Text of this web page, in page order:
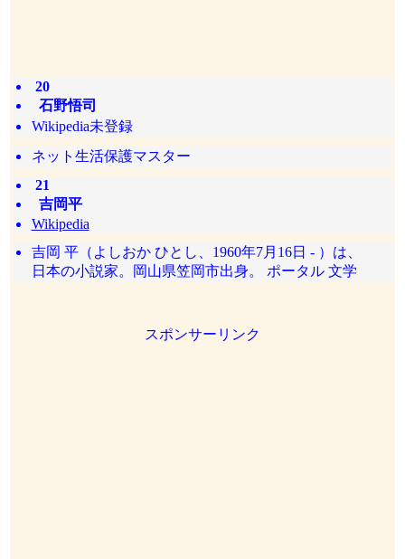
20
石野悟司
Wikipedia未登録
ネット生活保護マスター
21
吉岡平
Wikipedia
吉岡 平（よしおか ひとし、1960年7月16日 - ）は、
日本の小説家。岡山県笠岡市出身。 ポータル 文学
スポンサーリンク